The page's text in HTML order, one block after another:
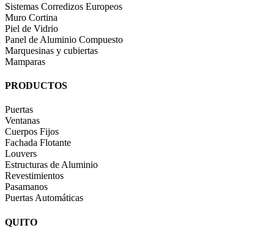
Sistemas Corredizos Europeos
Muro Cortina
Piel de Vidrio
Panel de Aluminio Compuesto
Marquesinas y cubiertas
Mamparas
PRODUCTOS
Puertas
Ventanas
Cuerpos Fijos
Fachada Flotante
Louvers
Estructuras de Aluminio
Revestimientos
Pasamanos
Puertas Automáticas
QUITO